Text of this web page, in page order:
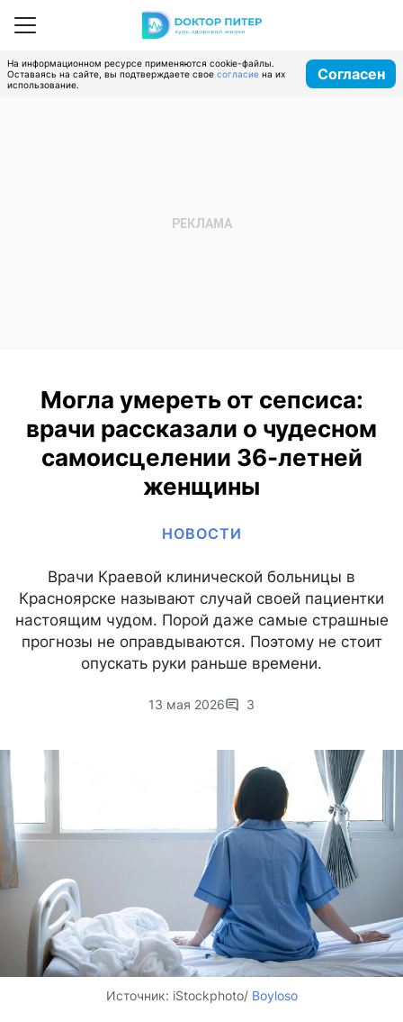
На информационном ресурсе применяются cookie-файлы.
Оставаясь на сайте, вы подтверждаете свое согласие на их
использование.
Согласен
Могла умереть от сепсиса:
врачи рассказали о чудесном
самоисцелении 36-летней
женщины
НОВОСТИ
Врачи Краевой клинической больницы в
Красноярске называют случай своей пациентки
настоящим чудом. Порой даже самые страшные
прогнозы не оправдываются. Поэтому не стоит
опускать руки раньше времени.
13 мая 2026 3
Источник: iStockphoto/ Boyloso